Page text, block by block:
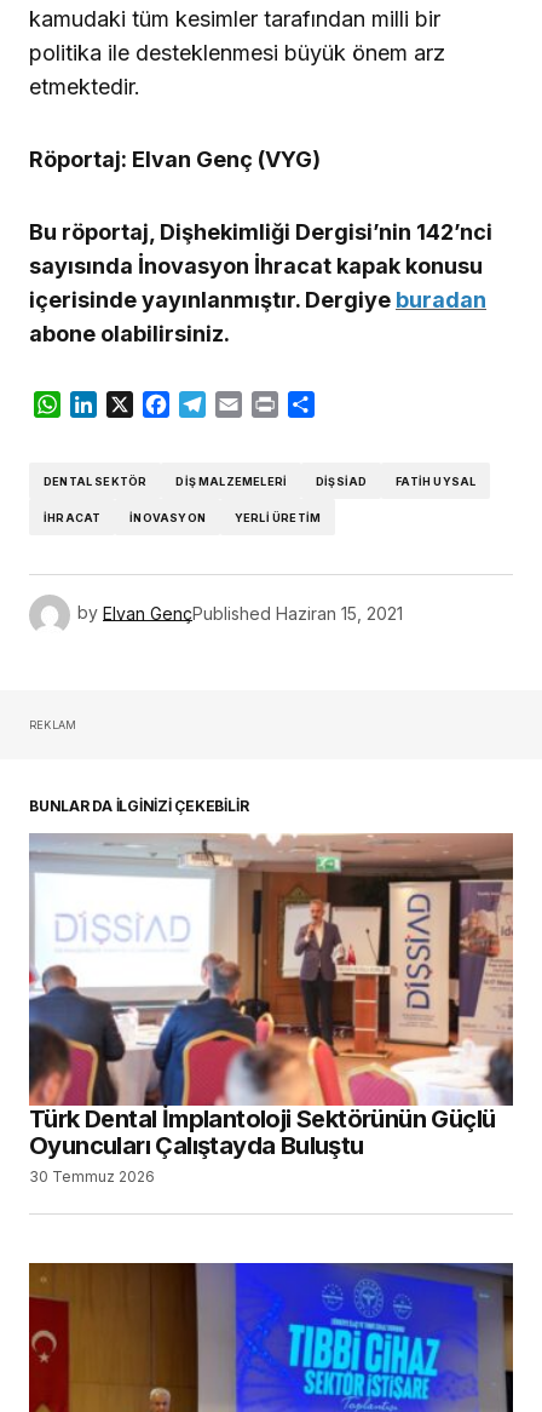
kamudaki tüm kesimler tarafından milli bir
politika ile desteklenmesi büyük önem arz
etmektedir.
Röportaj: Elvan Genç (VYG)
Bu röportaj, Dişhekimliği Dergisi’nin 142’nci
sayısında İnovasyon İhracat kapak konusu
içerisinde yayınlanmıştır. Dergiye buradan
abone olabilirsiniz.
WhatsApp
LinkedIn
X Facebook
Telegram
Email Print
DENTAL SEKTÖR DIŞ MALZEMELERI DIŞSIAD FATIH UYSAL
İHRACAT INOVASYON YERLI ÜRETIM
by Elvan GençPublished Haziran 15, 2021
REKLAM
BUNLAR DA İLGİNİZİ ÇEKEBİLİR
Türk Dental İmplantoloji Sektörünün Güçlü
Oyuncuları Çalıştayda Buluştu
30 Temmuz 2026